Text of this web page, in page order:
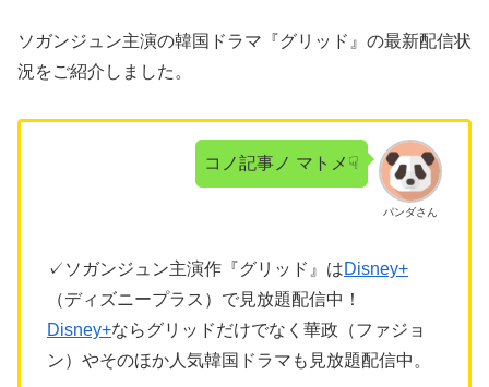
ソガンジュン主演の韓国ドラマ『グリッド』の最新配信状
況をご紹介しました。
パンダさん
コノ記事ノ マトメ☟
✓ソガンジュン主演作『グリッド』はDisney+
（ディズニープラス）で見放題配信中！
Disney+ならグリッドだけでなく華政（ファジョ
ン）やそのほか人気韓国ドラマも見放題配信中。